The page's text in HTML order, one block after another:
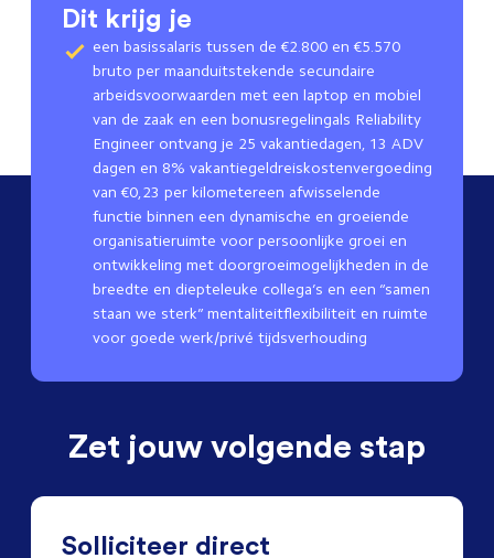
Dit krijg je
een basissalaris tussen de €2.800 en €5.570
bruto per maanduitstekende secundaire
arbeidsvoorwaarden met een laptop en mobiel
van de zaak en een bonusregelingals Reliability
Engineer ontvang je 25 vakantiedagen, 13 ADV
dagen en 8% vakantiegeldreiskostenvergoeding
van €0,23 per kilometereen afwisselende
functie binnen een dynamische en groeiende
organisatieruimte voor persoonlijke groei en
ontwikkeling met doorgroeimogelijkheden in de
breedte en diepteleuke collega’s en een “samen
staan we sterk” mentaliteitflexibiliteit en ruimte
voor goede werk/privé tijdsverhouding
Zet jouw volgende stap
Solliciteer direct